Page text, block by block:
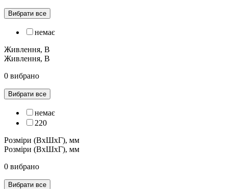
Вибрати все
немає
Живлення, В
Живлення, В
0 вибрано
Вибрати все
немає
220
Розміри (ВxШхГ), мм
Розміри (ВxШхГ), мм
0 вибрано
Вибрати все